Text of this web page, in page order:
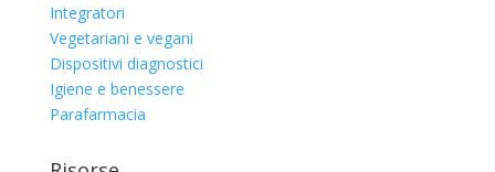
Integratori
Vegetariani e vegani
Dispositivi diagnostici
Igiene e benessere
Parafarmacia